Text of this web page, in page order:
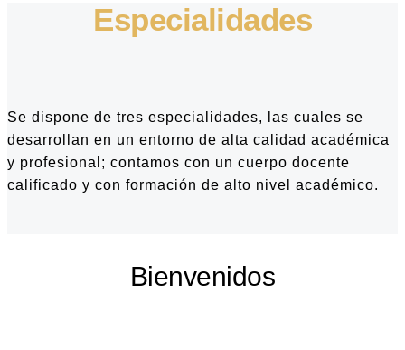
Especialidades
Se dispone de tres especialidades, las cuales se
desarrollan en un entorno de alta calidad académica
y profesional; contamos con un cuerpo docente
calificado y con formación de alto nivel académico.
Bienvenidos